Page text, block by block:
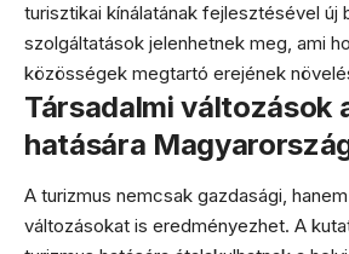
turisztikai kínálatának fejlesztésével új
szolgáltatások jelenhetnek meg, ami
közösségek megtartó erejének
Társadalmi változások
hatására
A turizmus nemcsak gazdasági,
változásokat is eredményezhet. A